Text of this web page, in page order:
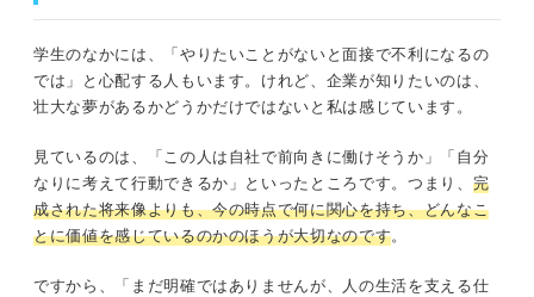
学生のなかには、「やりたいことがないと面接で不利になるの
では」と心配する人もいます。けれど、企業が知りたいのは、
壮大な夢があるかどうかだけではないと私は感じています。
見ているのは、「この人は自社で前向きに働けそうか」「自分
なりに考えて行動できるか」といったところです。つまり、 完
成された将来像よりも、今の時点で何に関心を持ち、どんなこ
とに価値を感じているのかのほうが大切なのです。
ですから、「まだ明確ではありませんが、人の生活を支える仕